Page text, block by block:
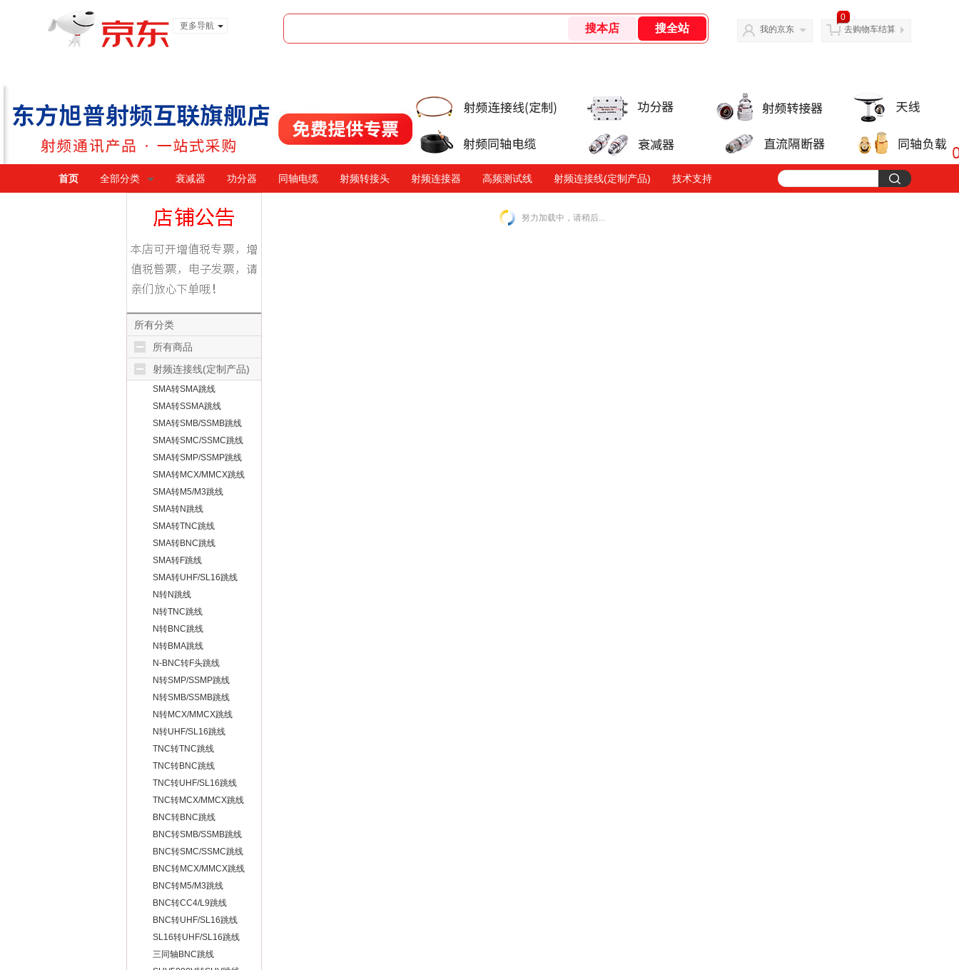
更多导航
我的京东
0
去购物车结算
首页 全部分类 衰减器 功分器 同轴电缆 射频转接头 射频连接器 高频测试线 射频连接线(定制产品) 技术支持
所有分类
所有商品
射频连接线(定制产品)
SMA转SMA跳线
SMA转SSMA跳线
SMA转SMB/SSMB跳线
SMA转SMC/SSMC跳线
SMA转SMP/SSMP跳线
SMA转MCX/MMCX跳线
SMA转M5/M3跳线
SMA转N跳线
SMA转TNC跳线
SMA转BNC跳线
SMA转F跳线
SMA转UHF/SL16跳线
N转N跳线
N转TNC跳线
N转BNC跳线
N转BMA跳线
N-BNC转F头跳线
N转SMP/SSMP跳线
N转SMB/SSMB跳线
N转MCX/MMCX跳线
N转UHF/SL16跳线
TNC转TNC跳线
TNC转BNC跳线
TNC转UHF/SL16跳线
TNC转MCX/MMCX跳线
BNC转BNC跳线
BNC转SMB/SSMB跳线
BNC转SMC/SSMC跳线
BNC转MCX/MMCX跳线
BNC转M5/M3跳线
BNC转CC4/L9跳线
BNC转UHF/SL16跳线
SL16转UHF/SL16跳线
三同轴BNC跳线
努力加载中，请稍后...